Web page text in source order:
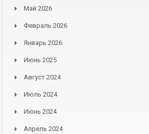
Май 2026
Февраль 2026
Январь 2026
Июнь 2025
Август 2024
Июль 2024
Июнь 2024
Апрель 2024